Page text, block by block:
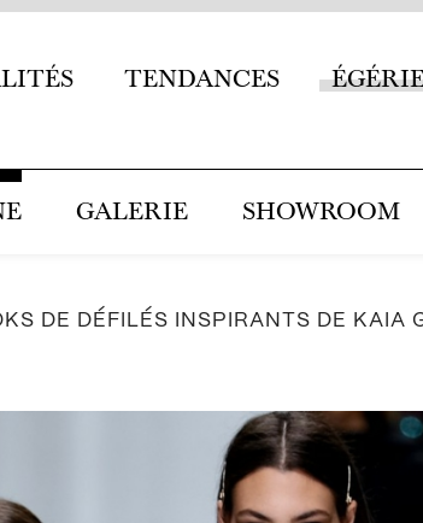
TENDANCES
GALERIE SHOWROOM
DE DÉFILÉS INSPIRANTS DE KAIA